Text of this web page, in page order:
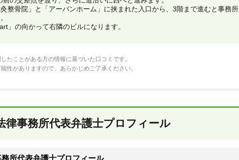
灸整骨院」と「アーバンホーム」に挟まれた入口から、3階まで進むと事務所
」の向かって右隣のビルになります。
たことがある方の情報に基づいた口コミです。
性がありますので、あらかじめご了承ください。
律事務所代表弁護士プロフィール
所代表弁護士プロフィール